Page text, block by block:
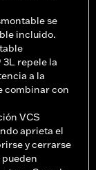
se
incluido.
repele la
a la
combinar con
VCS
aprieta el
y cerrarse